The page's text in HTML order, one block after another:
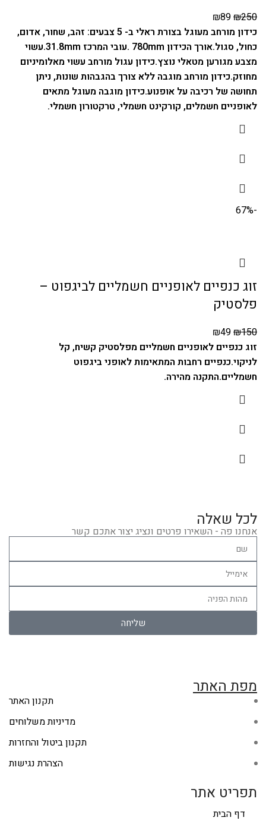
₪250
₪89
כידון מורחב מעוגל בצורת ראלי ב- 5 צבעים: זהב, שחור, אדום,
כחול, סגול.אורך הכידון 780mm . עובי המרכז 31.8mm.
עשוי
מצבע מגורען מטאלי נוצץ.כידון עגול מורחב עשוי מאלומיניום
מחוזק.כידון מורחב מוגבה ללא צורך בהגבהות שונות, ניתן
תחושה של רכיבה על אופנוע.כידון מוגבה מעוגל מתאים
לאופניים חשמלים, קורקינט חשמלי, טרקטורון חשמלי.
-67%
זוג כנפיים לאופניים חשמליים לביגפוט –
פלסטיק
₪150
₪49
זוג כנפיים לאופניים חשמליים מפלסטיק קשיח, קל
לניקוי.כנפיים רחבות המתאימות לאופני ביגפוט
חשמליים.התקנה מהירה.
לכל שאלה
אנחנו פה - השאירו פרטים ונציג יצור אתכם קשר
שליחה
מפת האתר
תקנון האתר
מדיניות משלוחים
תקנון ביטול והחזרות
הצהרת נגישות
תפריט אתר
דף הבית